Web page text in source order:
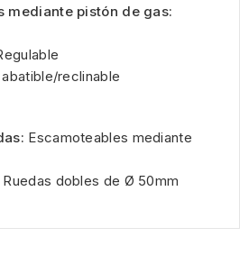
mediante pistón de gas:
reclinable
Escamoteables mediante
Ruedas dobles de Ø 50mm